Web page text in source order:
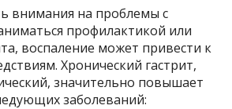
внимания на проблемы с
профилактикой или
воспаление может привести к
Хронический гастрит,
значительно повышает
заболеваний: